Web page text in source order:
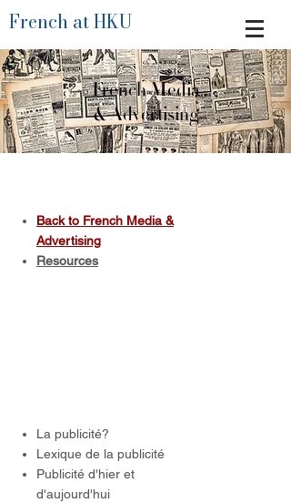
French at HKU
French Media
& Advertising
Back to French Media &
Advertising
Resources
La publicité?
Lexique de la publicité
Publicité d'hier et
d'aujourd'hui